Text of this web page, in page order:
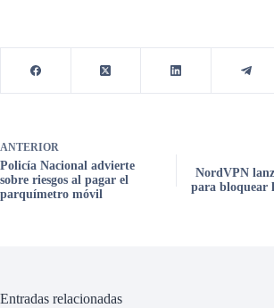
ANTERIOR
Policía Nacional advierte
sobre riesgos al pagar el
parquímetro móvil
NordVPN
para bloquear
Entradas relacionadas